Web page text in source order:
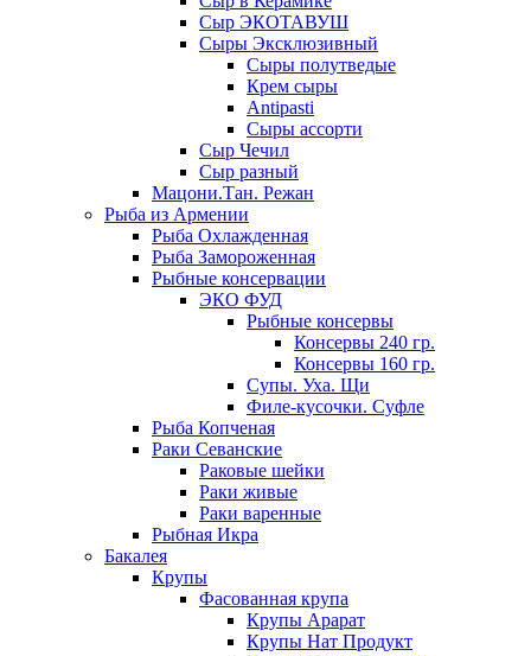
Сыр ЭКОТАВУШ
Сыры Эксклюзивный
Сыры полутведые
Крем сыры
Antipasti
Сыры ассорти
Сыр Чечил
Сыр разный
Мацони.Тан. Режан
Рыба из Армении
Рыба Охлажденная
Рыба Замороженная
Рыбные консервации
ЭКО ФУД
Рыбные консервы
Консервы 240 гр.
Консервы 160 гр.
Супы. Уха. Щи
Филе-кусочки. Суфле
Рыба Копченая
Раки Севанские
Раковые шейки
Раки живые
Раки варенные
Рыбная Икра
Бакалея
Крупы
Фасованная крупа
Крупы Арарат
Крупы Нат Продукт